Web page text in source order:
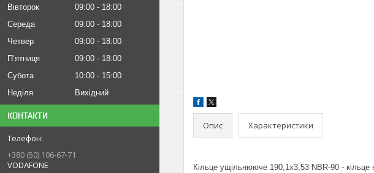
Вівторок
09:00
18:00
Середа
09:00
18:00
Четвер
09:00
18:00
Пʼятниця
09:00
18:00
Субота
10:00
15:00
Неділя
Вихідний
КОНТАКТИ
+380 (50) 106-67-71
VODAFONE
Опис Характеристики
Кільце ущільнююче 190,1х3,53 NBR-90 - кільце